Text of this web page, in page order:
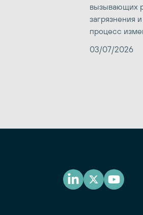
вызывающих
загрязнения
процесс
03/07/2026